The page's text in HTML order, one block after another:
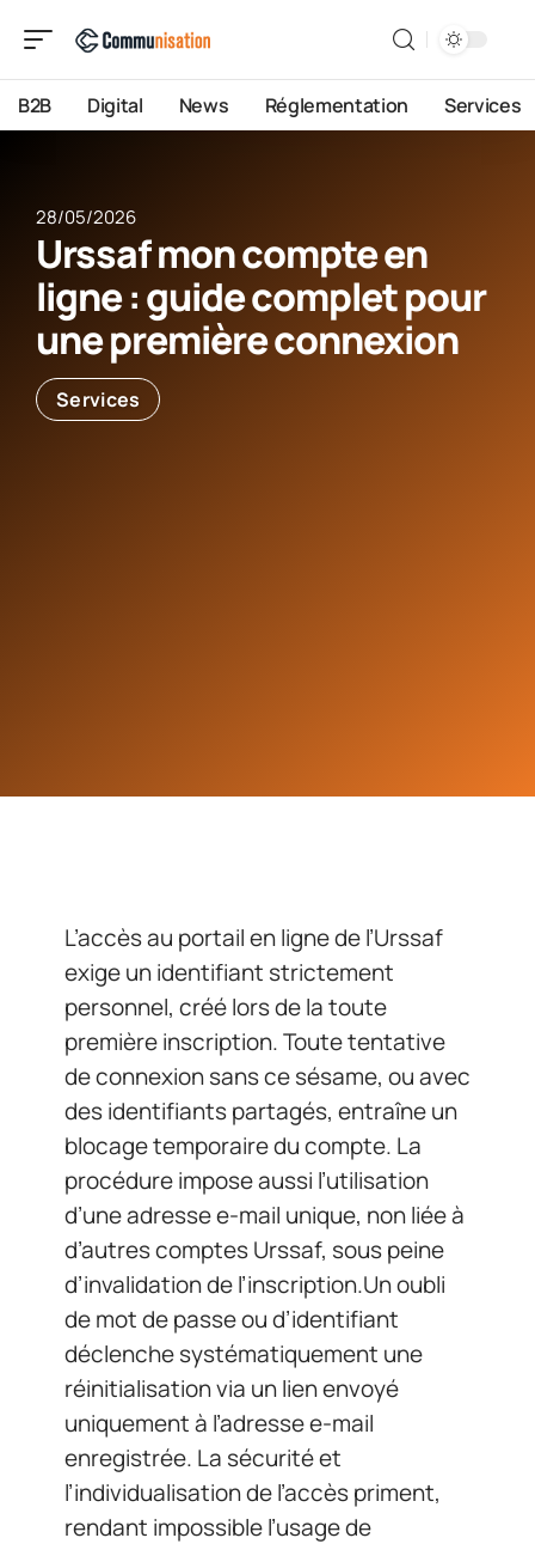
B2B Digital News Réglementation Services
28/05/2026
Urssaf mon compte en
ligne : guide complet pour
une première connexion
Services
L’accès au portail en ligne de l’Urssaf
exige un identifiant strictement
personnel, créé lors de la toute
première inscription. Toute tentative
de connexion sans ce sésame, ou avec
des identifiants partagés, entraîne un
blocage temporaire du compte. La
procédure impose aussi l’utilisation
d’une adresse e-mail unique, non liée à
d’autres comptes Urssaf, sous peine
d’invalidation de l’inscription.Un oubli
de mot de passe ou d’identifiant
déclenche systématiquement une
réinitialisation via un lien envoyé
uniquement à l’adresse e-mail
enregistrée. La sécurité et
l’individualisation de l’accès priment,
rendant impossible l’usage de